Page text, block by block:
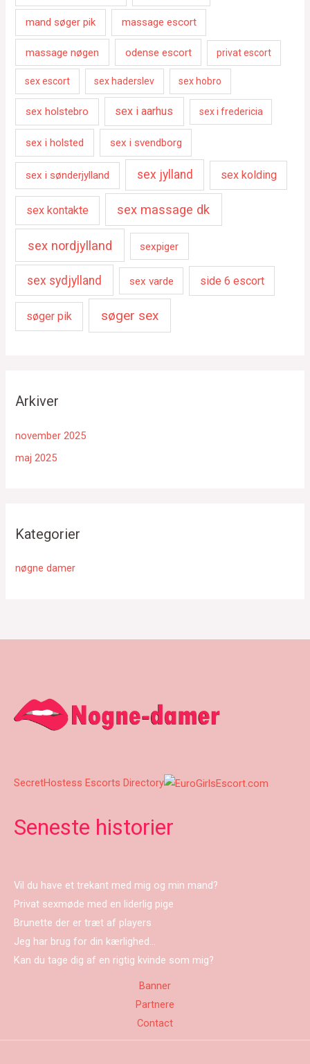
mand søger pik massage escort
massage nøgen odense escort privat escort
sex escort sex haderslev sex hobro
sex holstebro sex i aarhus sex i fredericia
sex i holsted sex i svendborg
sex i sønderjylland sex jylland sex kolding
sex kontakte sex massage dk
sex nordjylland sexpiger
sex sydjylland sex varde side 6 escort
søger pik søger sex
Arkiver
november 2025
maj 2025
Kategorier
nøgne damer
SecretHostess Escorts Directory
Seneste historier
Vil du have et trekant med mig og min mand?
Privat sexmøde med en liderlig pige
Brunette der er træt af players
Jeg har brug for din kærlighed…
Kan du tage dig af en rigtig kvinde som mig?
Banner
Partnere
Contact